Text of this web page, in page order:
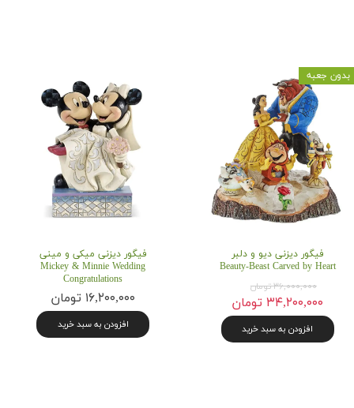
فیگور دیزنی دیو و دلبر
Beauty-Beast Carved by Heart
۳۶,۰۰۰,۰۰۰ تومان
۳۴,۲۰۰,۰۰۰ تومان
افزودن به سبد خرید
بدون جعبه
فیگور دیزنی میکی و مینی
Mickey & Minnie Wedding
Congratulations
۱۶,۲۰۰,۰۰۰ تومان
افزودن به سبد خرید